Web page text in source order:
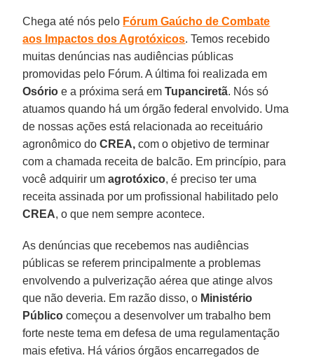
Chega até nós pelo Fórum Gaúcho de Combate
aos Impactos dos Agrotóxicos. Temos recebido
muitas denúncias nas audiências públicas
promovidas pelo Fórum. A última foi realizada em
Osório e a próxima será emTupanciretã. Nós só
atuamos quando há um órgão federal envolvido. Uma
de nossas ações está relacionada ao receituário
agronômico doCREA, com o objetivo de terminar
com a chamada receita de balcão. Em princípio, para
você adquirir umagrotóxico, é preciso ter uma
receita assinada por um profissional habilitado pelo
CREA, o que nem sempre acontece.
As denúncias que recebemos nas audiências
públicas se referem principalmente a problemas
envolvendo a pulverização aérea que atinge alvos
que não deveria. Em razão disso, o Ministério
Público começou a desenvolver um trabalho bem
forte neste tema em defesa de uma regulamentação
mais efetiva. Há vários órgãos encarregados de